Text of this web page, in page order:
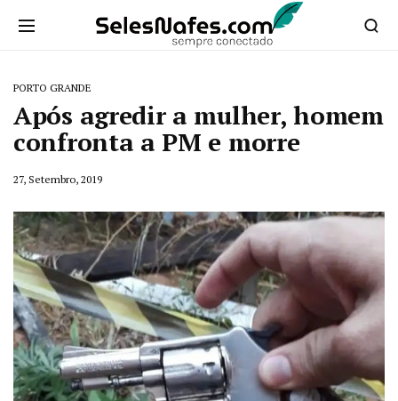
PORTO GRANDE
Após agredir a mulher, homem
confronta a PM e morre
27, Setembro, 2019